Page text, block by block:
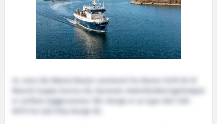
24. mars ble Mærsk Master overlevert fra Kleven Verft AS til
Maersk Supply Service AS, Danmark. Ankerhåndteringsfartøyet
er verftets byggenummer 382. Design er av type SALT 200-
AHTS fra Salt Ship Design AS.